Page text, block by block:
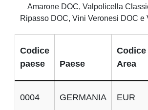
Amarone DOC, Valpolicella
Ripasso DOC, Vini Veronesi DOC e
Codice
paese
Paese
Codice
Area
0004 GERMANIA EUR